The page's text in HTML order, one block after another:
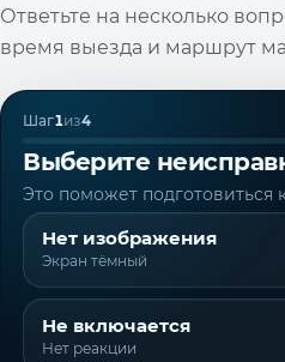
Ответьте на несколько
время выезда и маршрут
Шаг1из4
Выберите
Это поможет подготовиться
Нет изображения
Экран тёмный
Не включается
Нет реакции